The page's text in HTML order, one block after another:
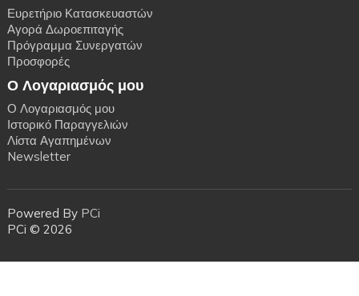
Ευρετήριο Κατασκευαστών
Αγορά Δωροεπιταγής
Πρόγραμμα Συνεργατών
Προσφορές
Ο Λογαριασμός μου
Ο Λογαριασμός μου
Ιστορικό Παραγγελιών
Λίστα Αγαπημένων
Newsletter
Powered By PCi
PCi © 2026